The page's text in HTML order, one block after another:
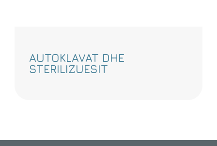
AUTOKLAVAT DHE
STERILIZUESIT